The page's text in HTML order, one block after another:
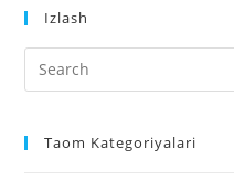
Izlash
Taom Kategoriyalari